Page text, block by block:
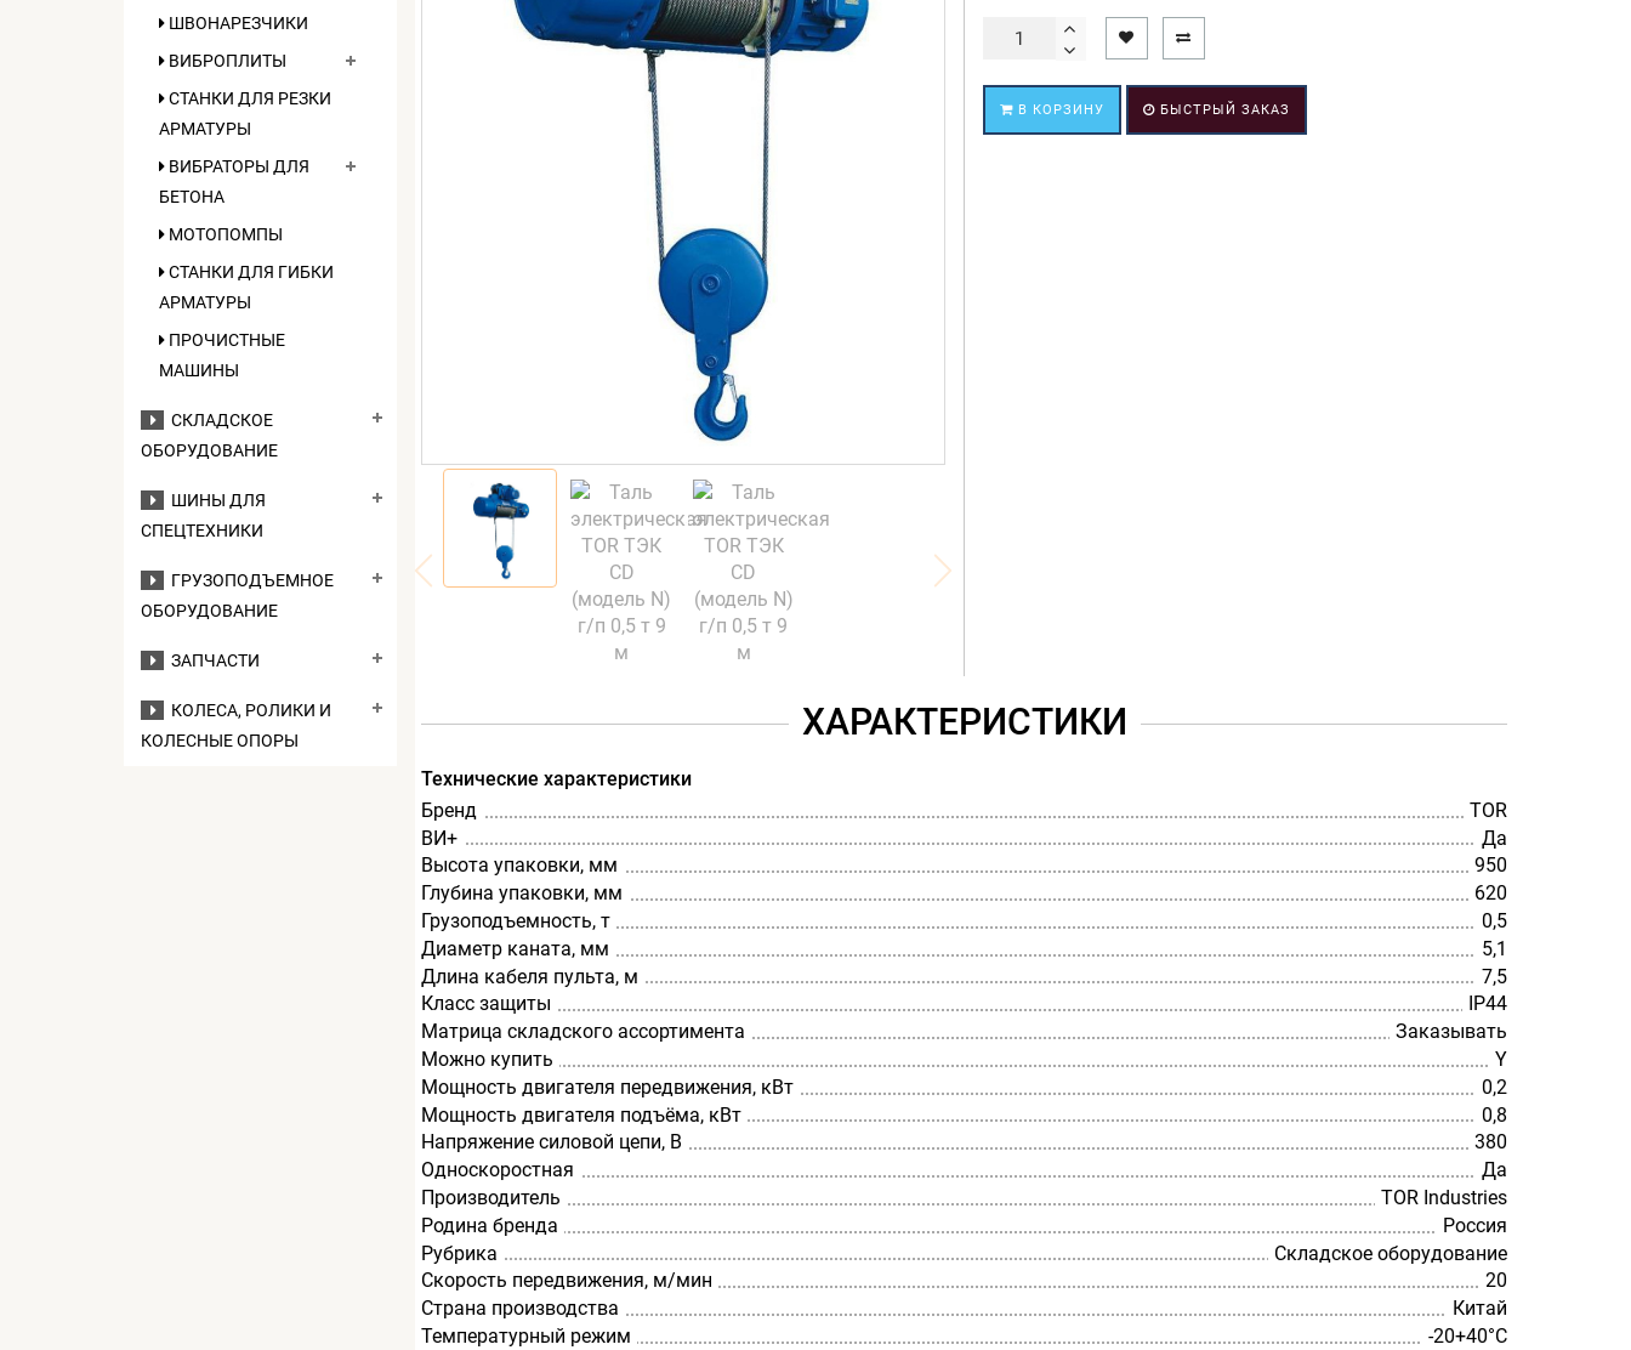
ШВОНАРЕЗЧИКИ
ВИБРОПЛИТЫ
СТАНКИ ДЛЯ РЕЗКИ
АРМАТУРЫ
ВИБРАТОРЫ ДЛЯ
БЕТОНА
МОТОПОМПЫ
СТАНКИ ДЛЯ ГИБКИ
АРМАТУРЫ
ПРОЧИСТНЫЕ
МАШИНЫ
СКЛАДСКОЕ
ОБОРУДОВАНИЕ
ШИНЫ ДЛЯ
СПЕЦТЕХНИКИ
ГРУЗОПОДЪЕМНОЕ
ОБОРУДОВАНИЕ
ЗАПЧАСТИ
КОЛЕСА, РОЛИКИ И
КОЛЕСНЫЕ ОПОРЫ
В КОРЗИНУ БЫСТРЫЙ ЗАКАЗ
ХАРАКТЕРИСТИКИ
Технические характеристики
Бренд
TOR
ВИ+
Да
Высота упаковки, мм
950
Глубина упаковки, мм
620
Грузоподъемность, т
0,5
Диаметр каната, мм
5,1
Длина кабеля пульта, м
7,5
Класс защиты
IP44
Матрица складского ассортимента
Заказывать
Можно купить
Y
Мощность двигателя передвижения, кВт
0,2
Мощность двигателя подъёма, кВт
0,8
Напряжение силовой цепи, В
380
Односкоростная
Да
Производитель
TOR Industries
Родина бренда
Россия
Рубрика
Складское оборудование
Скорость передвижения, м/мин
20
Страна производства
Китай
Температурный режим
-20+40°С